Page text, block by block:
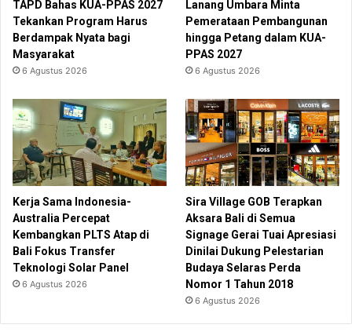
TAPD Bahas KUA-PPAS 2027
Tekankan Program Harus
Berdampak Nyata bagi
Masyarakat
6 Agustus 2026
Lanang Umbara Minta
Pemerataan Pembangunan
hingga Petang dalam KUA-
PPAS 2027
6 Agustus 2026
Kerja Sama Indonesia-
Australia Percepat
Kembangkan PLTS Atap di
Bali Fokus Transfer
Teknologi Solar Panel
6 Agustus 2026
Sira Village GOB Terapkan
Aksara Bali di Semua
Signage Gerai Tuai Apresiasi
Dinilai Dukung Pelestarian
Budaya Selaras Perda
Nomor 1 Tahun 2018
6 Agustus 2026